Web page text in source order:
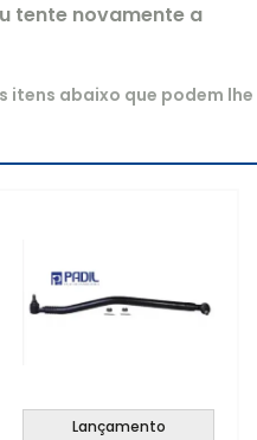
tente novamente a
itens abaixo que podem lhe
Lançamento